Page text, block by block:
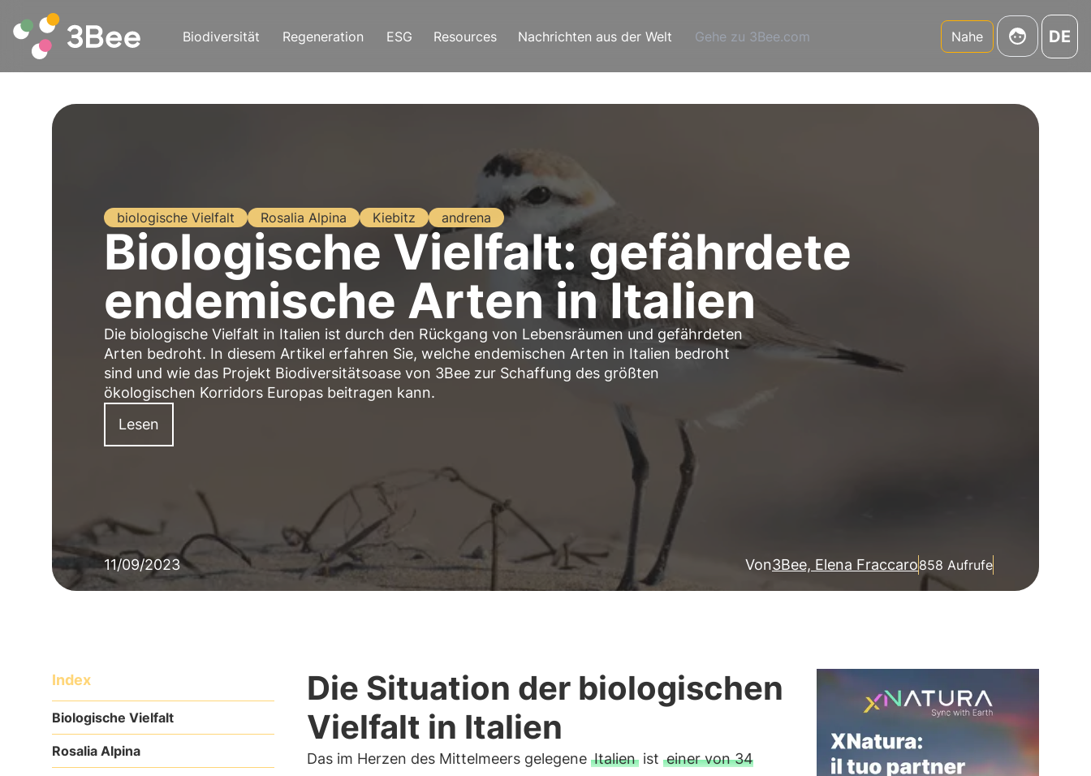
Biodiversität Regeneration ESG Resources Nachrichten aus der Welt Gehe zu 3Bee.com Nahe DE
biologische Vielfalt Rosalia Alpina Kiebitz andrena
Biologische Vielfalt: gefährdete
endemische Arten in Italien
Die biologische Vielfalt in Italien ist durch den Rückgang von Lebensräumen und gefährdeten
Arten bedroht. In diesem Artikel erfahren Sie, welche endemischen Arten in Italien bedroht
sind und wie das Projekt Biodiversitätsoase von 3Bee zur Schaffung des größten
ökologischen Korridors Europas beitragen kann.
Lesen
11/09/2023 Von3Bee, Elena Fraccaro858 Aufrufe
Index
Biologische Vielfalt
Rosalia Alpina
Die Situation der biologischen
Vielfalt in Italien
Das im Herzen des Mittelmeers gelegene Italienist einer von 34